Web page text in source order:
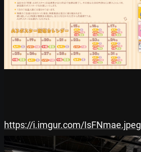
https://i.imgur.com/IsFNmae.jpeg